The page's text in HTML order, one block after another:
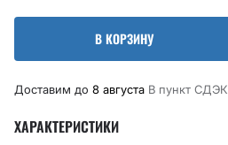
В КОРЗИНУ
Доставим до 8 августа В пункт CДЭК
ХАРАКТЕРИСТИКИ